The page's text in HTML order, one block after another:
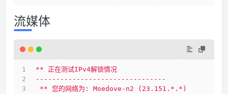
流媒体
**
正在测试IPv4解锁情况
--------------------------------
** 您的网络为: Moedove-n2 (23.151.*.*)